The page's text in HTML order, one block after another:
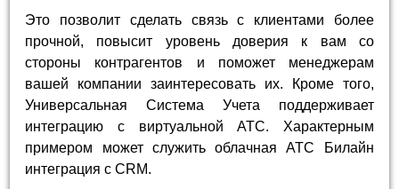
Это позволит сделать связь с клиентами более
прочной, повысит уровень доверия к вам со
стороны контрагентов и поможет менеджерам
вашей компании заинтересовать их. Кроме того,
Универсальная Система Учета поддерживает
интеграцию с виртуальной АТС. Характерным
примером может служить облачная АТС Билайн
интеграция с CRM.